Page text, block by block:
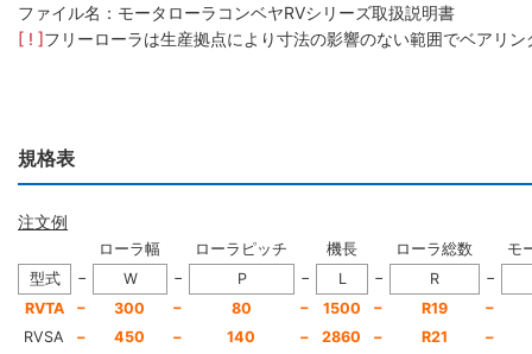
ファイル名：モータローラコンベヤRVシリーズ取扱説明書
[ ! ]フリーローラは生産拠点により寸法の影響のない範囲でベアリ
規格表
注文例
ローラ幅 ローラピッチ 機長 ローラ総数
モ
型式
− W − P − L − R
−
RVTA
− 300 − 80 − 1500 − R19
−
RVSA
− 450 − 140 − 2860 − R21 −